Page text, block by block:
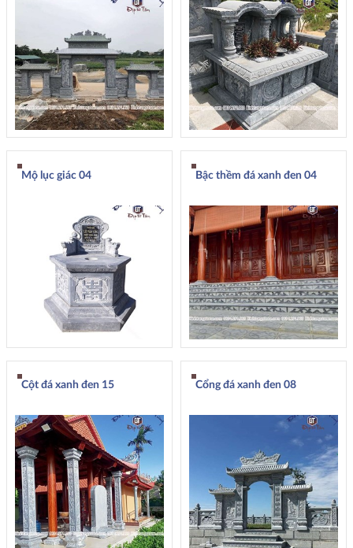
Mộ lục giác 04 Bậc thềm đá xanh đen 04
Cột đá xanh đen 15 Cổng đá xanh đen 08